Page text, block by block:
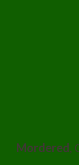
Mordered ,